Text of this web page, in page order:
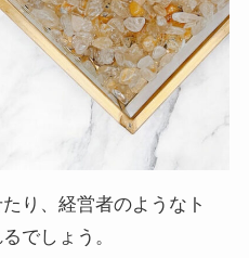
り、経営者のようなト
でしょう。